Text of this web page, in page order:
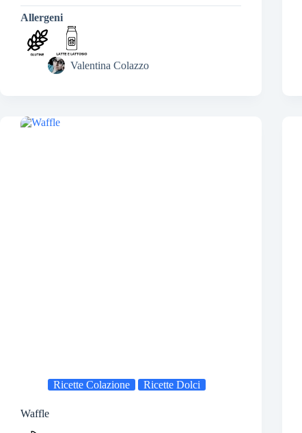
Allergeni
Valentina Colazzo
Ricette Colazione Ricette Dolci
Waffle